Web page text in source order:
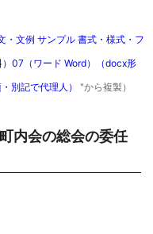
・文例 サンプル 書式・様式・フ
07（ワード Word）（docx形
別記で代理人） "から複製）
内会の総会の委任